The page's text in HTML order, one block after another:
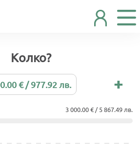
Колко?
€ / 977.92 лв.
3 000.00 € / 5 867.49 лв.